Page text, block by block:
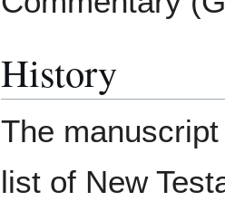
History
The
list of New